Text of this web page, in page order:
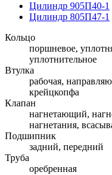
Цилиндр 905П40-1
Цилиндр 805П47-1
Кольцо
поршневое,
уплотнительное
Втулка
рабочая,
крейцкопфа
Клапан
нагнетающий,
нагнетания,
Подшипник
задний, передний
Труба
оребренная